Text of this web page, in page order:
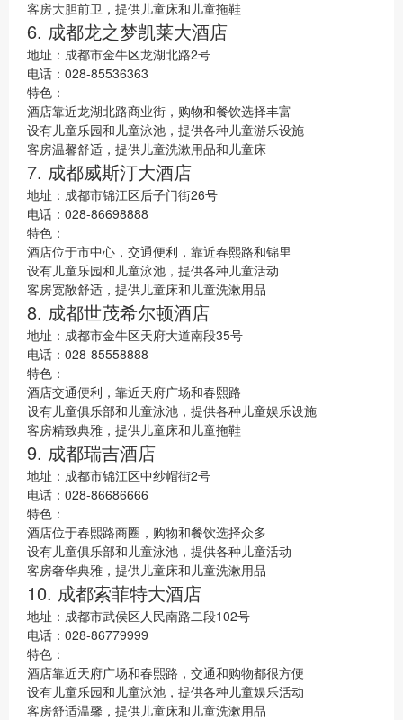
客房大胆前卫，提供儿童床和儿童拖鞋
6. 成都龙之梦凯莱大酒店
地址：成都市金牛区龙湖北路2号
电话：028-85536363
特色：
酒店靠近龙湖北路商业街，购物和餐饮选择丰富
设有儿童乐园和儿童泳池，提供各种儿童游乐设施
客房温馨舒适，提供儿童洗漱用品和儿童床
7. 成都威斯汀大酒店
地址：成都市锦江区后子门街26号
电话：028-86698888
特色：
酒店位于市中心，交通便利，靠近春熙路和锦里
设有儿童乐园和儿童泳池，提供各种儿童活动
客房宽敞舒适，提供儿童床和儿童洗漱用品
8. 成都世茂希尔顿酒店
地址：成都市金牛区天府大道南段35号
电话：028-85558888
特色：
酒店交通便利，靠近天府广场和春熙路
设有儿童俱乐部和儿童泳池，提供各种儿童娱乐设施
客房精致典雅，提供儿童床和儿童拖鞋
9. 成都瑞吉酒店
地址：成都市锦江区中纱帽街2号
电话：028-86686666
特色：
酒店位于春熙路商圈，购物和餐饮选择众多
设有儿童俱乐部和儿童泳池，提供各种儿童活动
客房奢华典雅，提供儿童床和儿童洗漱用品
10. 成都索菲特大酒店
地址：成都市武侯区人民南路二段102号
电话：028-86779999
特色：
酒店靠近天府广场和春熙路，交通和购物都很方便
设有儿童乐园和儿童泳池，提供各种儿童娱乐活动
客房舒适温馨，提供儿童床和儿童洗漱用品